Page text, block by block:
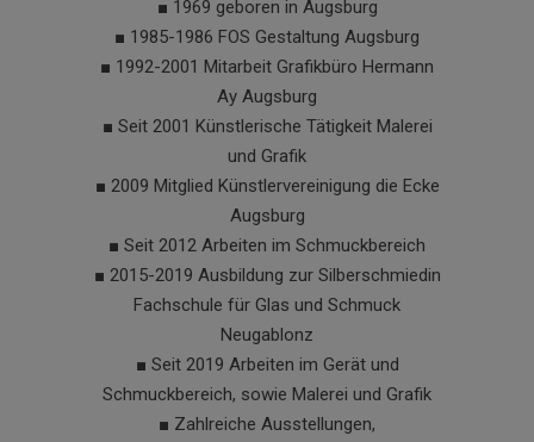
■ 1969 geboren in Augsburg
■ 1985-1986 FOS Gestaltung Augsburg
■ 1992-2001 Mitarbeit Grafikbüro Hermann
Ay Augsburg
■ Seit 2001 Künstlerische Tätigkeit Malerei
und Grafik
■ 2009 Mitglied Künstlervereinigung die Ecke
Augsburg
■ Seit 2012 Arbeiten im Schmuckbereich
■ 2015-2019 Ausbildung zur Silberschmiedin
Fachschule für Glas und Schmuck
Neugablonz
■ Seit 2019 Arbeiten im Gerät und
Schmuckbereich, sowie Malerei und Grafik
■ Zahlreiche Ausstellungen,